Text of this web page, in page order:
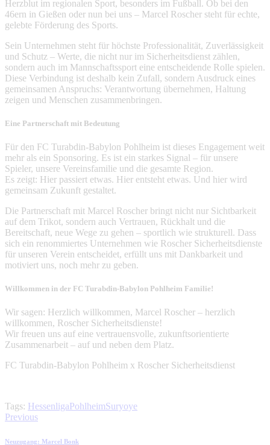
Herzblut im regionalen Sport, besonders im Fußball. Ob bei den
46ern in Gießen oder nun bei uns – Marcel Roscher steht für echte,
gelebte Förderung des Sports.
Sein Unternehmen steht für höchste Professionalität, Zuverlässigkeit
und Schutz – Werte, die nicht nur im Sicherheitsdienst zählen,
sondern auch im Mannschaftssport eine entscheidende Rolle spielen.
Diese Verbindung ist deshalb kein Zufall, sondern Ausdruck eines
gemeinsamen Anspruchs: Verantwortung übernehmen, Haltung
zeigen und Menschen zusammenbringen.
Eine Partnerschaft mit Bedeutung
Für den FC Turabdin-Babylon Pohlheim ist dieses Engagement weit
mehr als ein Sponsoring. Es ist ein starkes Signal – für unsere
Spieler, unsere Vereinsfamilie und die gesamte Region.
Es zeigt: Hier passiert etwas. Hier entsteht etwas. Und hier wird
gemeinsam Zukunft gestaltet.
Die Partnerschaft mit Marcel Roscher bringt nicht nur Sichtbarkeit
auf dem Trikot, sondern auch Vertrauen, Rückhalt und die
Bereitschaft, neue Wege zu gehen – sportlich wie strukturell. Dass
sich ein renommiertes Unternehmen wie Roscher Sicherheitsdienste
für unseren Verein entscheidet, erfüllt uns mit Dankbarkeit und
motiviert uns, noch mehr zu geben.
Willkommen in der FC Turabdin-Babylon Pohlheim Familie!
Wir sagen: Herzlich willkommen, Marcel Roscher – herzlich
willkommen, Roscher Sicherheitsdienste!
Wir freuen uns auf eine vertrauensvolle, zukunftsorientierte
Zusammenarbeit – auf und neben dem Platz.
FC Turabdin-Babylon Pohlheim x Roscher Sicherheitsdienst
Tags: HessenligaPohlheimSuryoye
Previous
Neuzugang: Marcel Bonk